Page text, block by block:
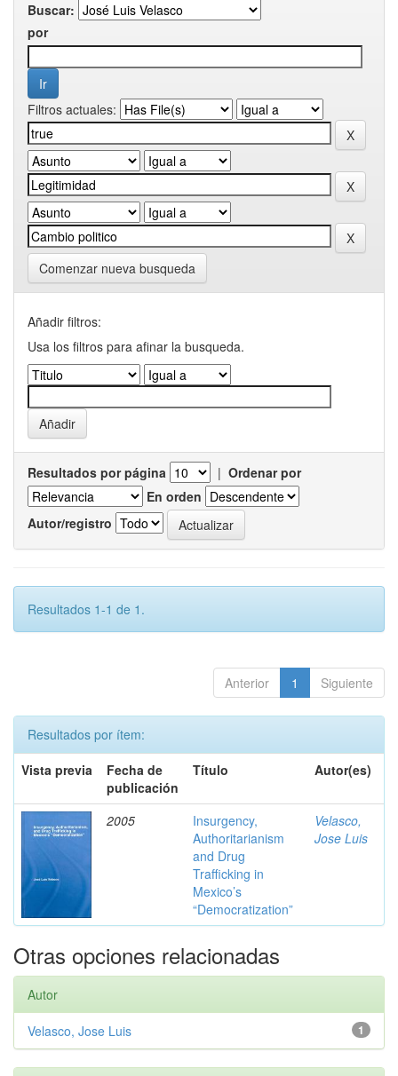
Buscar:
por
Filtros actuales:
Comenzar nueva busqueda
Añadir filtros:
Usa los filtros para afinar la busqueda.
Resultados por página | Ordenar por
En orden
Autor/registro
Resultados 1-1 de 1.
Anterior 1 Siguiente
Resultados por ítem:
Vista previa
Fecha de
publicación
Título Autor(es)
2005
Insurgency,
Authoritarianism
and Drug
Trafficking in
Mexico’s
“Democratization”
Velasco,
Jose Luis
Otras opciones relacionadas
Autor
1
Velasco, Jose Luis